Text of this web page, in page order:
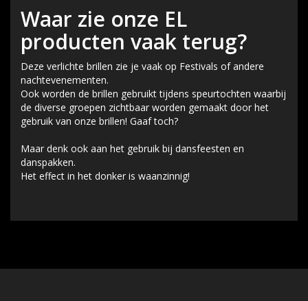
Waar zie onze EL
producten vaak terug?
Deze verlichte brillen zie je vaak op Festivals of andere
nachtevenementen.
Ook worden de brillen gebruikt tijdens speurtochten waarbij
de diverse groepen zichtbaar worden gemaakt door het
gebruik van onze brillen! Gaaf toch?
Maar denk ook aan het gebruik bij dansfeesten en
danspakken.
Het effect in het donker is waanzinnig!